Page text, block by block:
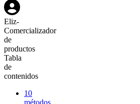
Eliz-
Comercializador
de
productos
Tabla
de
contenidos
10
métodos